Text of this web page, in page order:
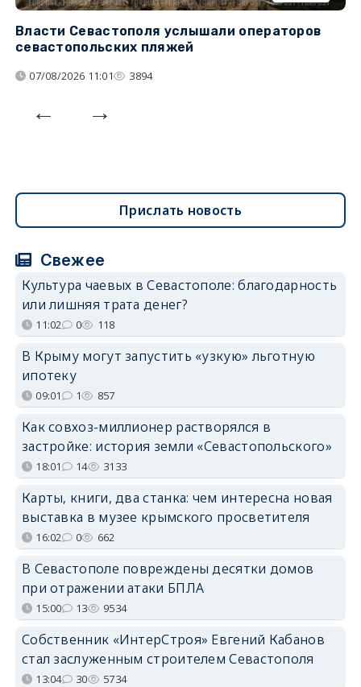
Власти Севастополя услышали операторов
севастопольских пляжей
07/08/2026 11:01 3894
Прислать новость
Свежее
Культура чаевых в Севастополе: благодарность
или лишняя трата денег?
11:02 0 118
В Крыму могут запустить «узкую» льготную
ипотеку
09:01 1 857
Как совхоз-миллионер растворялся в
застройке: история земли «Севастопольского»
18:01 14 3133
Карты, книги, два станка: чем интересна новая
выставка в музее крымского просветителя
16:02 0 662
В Севастополе повреждены десятки домов
при отражении атаки БПЛА
15:00 13 9534
Собственник «ИнтерСтроя» Евгений Кабанов
стал заслуженным строителем Севастополя
13:04 30 5734